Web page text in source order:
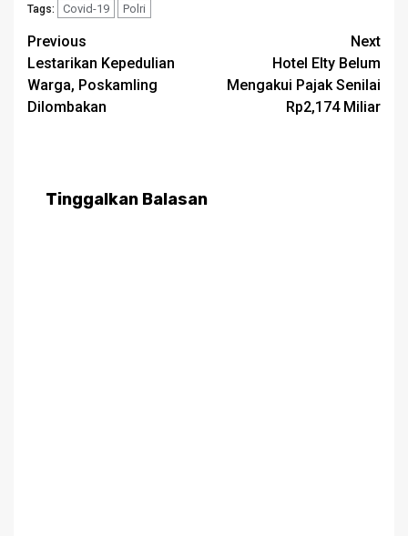
Tags: Covid-19 Polri
Post
navigation
Previous
Lestarikan Kepedulian
Warga, Poskamling
Dilombakan
Next
Hotel Elty Belum
Mengakui Pajak Senilai
Rp2,174 Miliar
Tinggalkan Balasan